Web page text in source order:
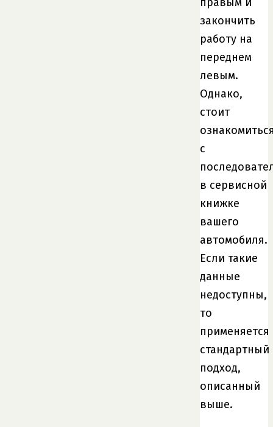
закончить
работу на
переднем
левым.
Однако,
стоит
с
в сервисной
книжке
вашего
автомобиля.
Если такие
данные
недоступны,
то
применяется
стандартный
подход,
описанный
выше.